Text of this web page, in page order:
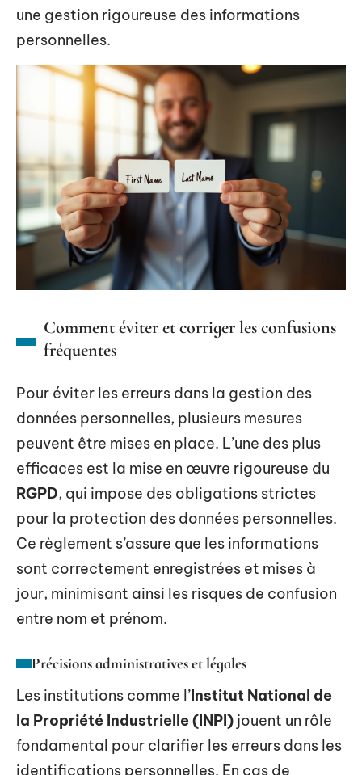
une gestion rigoureuse des informations
personnelles.
Comment éviter et corriger les confusions
fréquentes
Pour éviter les erreurs dans la gestion des
données personnelles, plusieurs mesures
peuvent être mises en place. L’une des plus
efficaces est la mise en œuvre rigoureuse du
RGPD, qui impose des obligations strictes
pour la protection des données personnelles.
Ce règlement s’assure que les informations
sont correctement enregistrées et mises à
jour, minimisant ainsi les risques de confusion
entre nom et prénom.
Précisions administratives et légales
Les institutions comme l’Institut National de
la Propriété Industrielle (INPI) jouent un rôle
fondamental pour clarifier les erreurs dans les
identifications personnelles. En cas de